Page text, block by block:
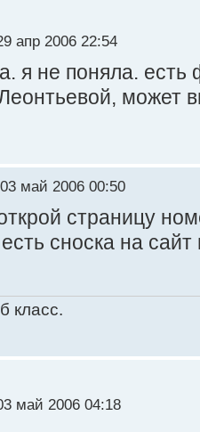
апр 2006 22:54
я не поняла. есть
может
май 2006 00:50
страницу
сноска на сайт
класс.
май 2006 04:18